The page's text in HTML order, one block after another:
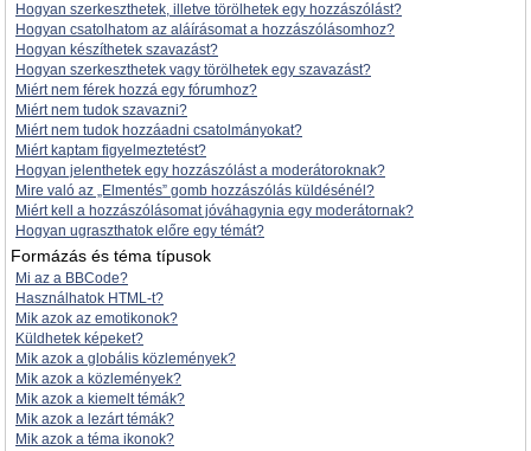
Hogyan szerkeszthetek, illetve törölhetek egy hozzászólást?
Hogyan csatolhatom az aláírásomat a hozzászólásomhoz?
Hogyan készíthetek szavazást?
Hogyan szerkeszthetek vagy törölhetek egy szavazást?
Miért nem férek hozzá egy fórumhoz?
Miért nem tudok szavazni?
Miért nem tudok hozzáadni csatolmányokat?
Miért kaptam figyelmeztetést?
Hogyan jelenthetek egy hozzászólást a moderátoroknak?
Mire való az „Elmentés” gomb hozzászólás küldésénél?
Miért kell a hozzászólásomat jóváhagynia egy moderátornak?
Hogyan ugraszthatok előre egy témát?
Formázás és téma típusok
Mi az a BBCode?
Használhatok HTML-t?
Mik azok az emotikonok?
Küldhetek képeket?
Mik azok a globális közlemények?
Mik azok a közlemények?
Mik azok a kiemelt témák?
Mik azok a lezárt témák?
Mik azok a téma ikonok?